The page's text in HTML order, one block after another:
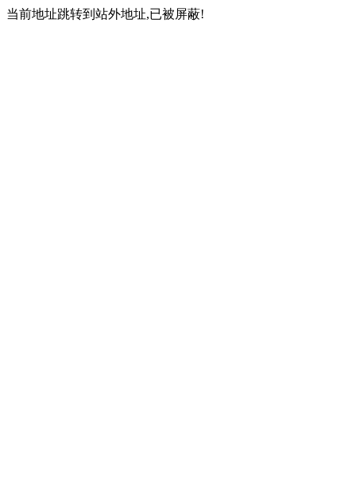
当前地址跳转到站外地址,已被屏蔽!